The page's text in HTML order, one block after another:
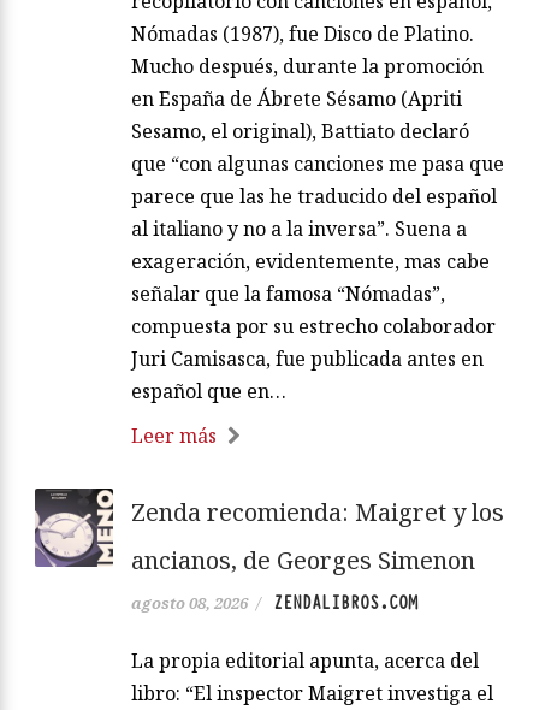
Nómadas (1987), fue Disco de Platino.
Mucho después, durante la promoción
en España de Ábrete Sésamo (Apriti
Sesamo, el original), Battiato declaró
que “con algunas canciones me pasa que
parece que las he traducido del español
al italiano y no a la inversa”. Suena a
exageración, evidentemente, mas cabe
señalar que la famosa “Nómadas”,
compuesta por su estrecho colaborador
Juri Camisasca, fue publicada antes en
español que en…
Leer más
Zenda recomienda: Maigret y los
ancianos, de Georges Simenon
agosto 08, 2026 / ZENDALIBROS.COM
La propia editorial apunta, acerca del
libro: “El inspector Maigret investiga el